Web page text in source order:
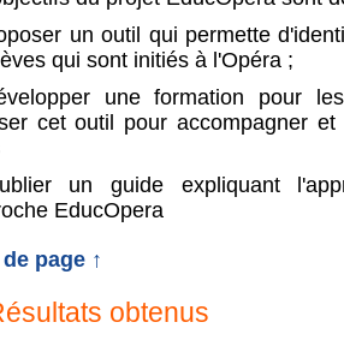
un outil qui permette
qui sont initiés à l'Opéra ;
une formation pour
cet outil pour accompagner
un guide expliquant
EducOpera
page ↑
obtenus